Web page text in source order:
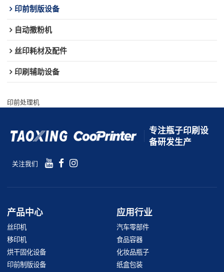
印前制版设备
自动撒粉机
丝印耗材及配件
印刷辅助设备
印前处理机
专注瓶子印刷设
备研发生产
关注我们
产品中心
丝印机
移印机
烘干固化设备
印前制版设备
应用行业
汽车零部件
食品容器
化妆品瓶子
纸盒包装